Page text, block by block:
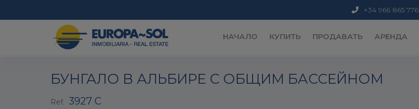
+34 966 865 776
НАЧАЛО КУПИТЬ ПРОДАВАТЬ АРЕНДА
БУНГАЛО В АЛЬБИРЕ С ОБЩИМ БАССЕЙНОМ
Ref. 3927 C
1 / 31